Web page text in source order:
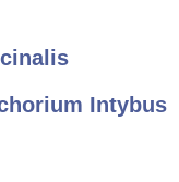
Intybus